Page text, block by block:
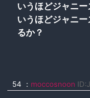
いうほどジャニ
いうほどジャニ
るか？
54 ： moccosnoon